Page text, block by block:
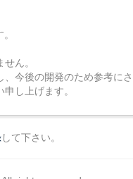
ん。
今後の開発のため参考にさ
し上げます。
して下さい。